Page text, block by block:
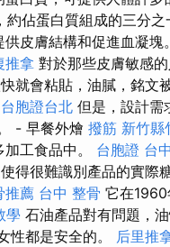
佔蛋白質組成的三分之
皮膚結構和促進血凝塊
推拿 對於那些皮膚敏感
就會粘貼，油膩，銘文
台胞證台北 但是，設計需
- 早餐外燴 撥筋 新竹縣
工食品中。 台胞證 台中
得很難識別產品的實際
推薦 台中 整骨 它在
學 石油產品對有問題，
性都是安全的。
后里推